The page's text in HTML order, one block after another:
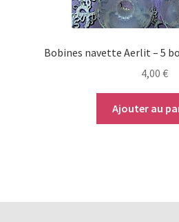
Bobines navette Aerlit – 5
4,00 €
Ajouter au